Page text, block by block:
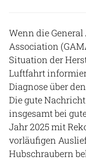
Wenn die
Association
Situation der
Luftfahrt
Diagnose über
Die gute
insgesamt bei
Jahr 2025 mit
vorläufigen
Hubschraubern